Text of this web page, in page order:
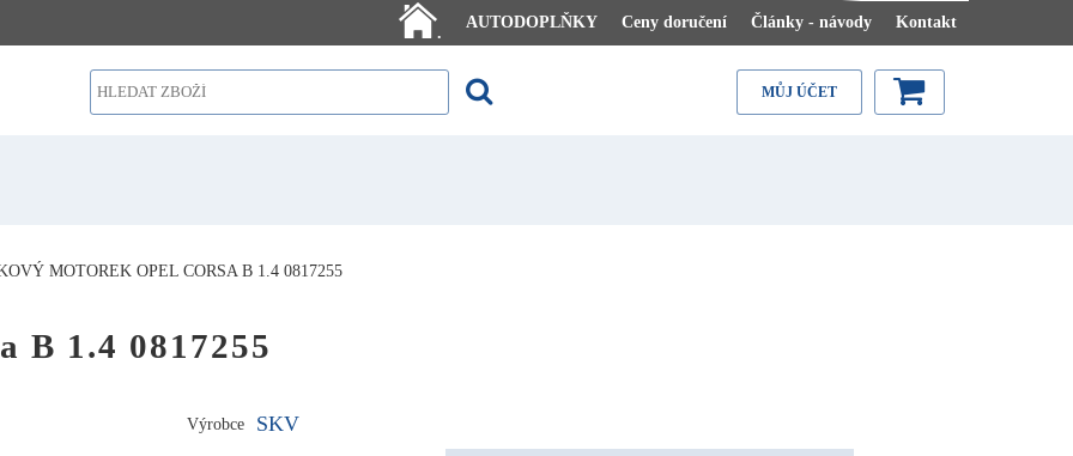
.
AUTODOPLŇKY Ceny doručení Články - návody Kontakt
MŮJ ÚČET
MOTOREK OPEL CORSA B 1.4 0817255
B 1.4 0817255
Výrobce SKV